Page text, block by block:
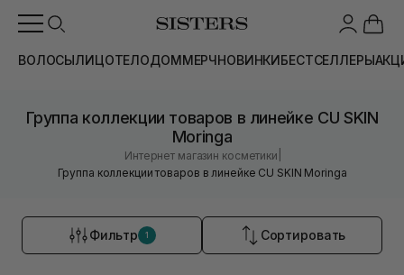
ВОЛОСЫЛИЦОТЕЛОДОММЕРЧНОВИНКИБЕСТСЕЛЛЕРЫ
Группа коллекции товаров в линейке CU SKIN
Moringa
Интернет магазин косметики
Группа коллекции товаров в линейке CU SKIN Moringa
Фильтр 1 Сортировать